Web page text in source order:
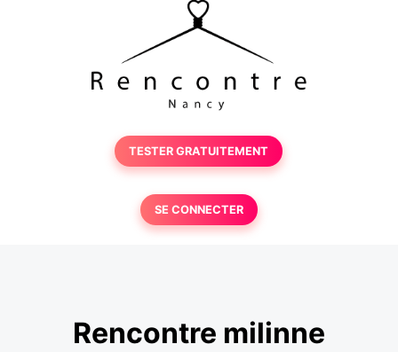
TESTER GRATUITEMENT
SE CONNECTER
Rencontre milinne